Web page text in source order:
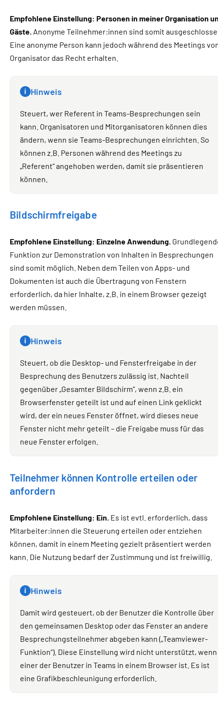
Empfohlene Einstellung: Personen in meiner Organisation
Gäste. Anonyme Teilnehmer:innen sind somit
Eine anonyme Person kann jedoch während des Meetings
Organisator das Recht erhalten.
i Hinweis
Steuert, wer Referent in Teams-Besprechungen sein
kann. Organisatoren und Mitorganisatoren können dies
ändern, wenn sie Teams-Besprechungen einrichten. So
können z.B. Personen während des Meetings zu
„Referent“ angehoben werden, damit sie präsentieren
können.
Bildschirmfreigabe
Empfohlene Einstellung: Einzelne Anwendung.
Funktion zur Demonstration von Inhalten in Besprechungen
sind somit möglich. Neben dem Teilen von Apps- und
Dokumenten ist auch die Übertragung von Fenstern
erforderlich, da hier Inhalte, z.B. in einem Browser gezeigt
werden müssen.
i Hinweis
Steuert, ob die Desktop- und Fensterfreigabe in der
Besprechung des Benutzers zulässig ist. Nachteil
gegenüber „Gesamter Bildschirm“, wenn z.B. ein
Browserfenster geteilt ist und auf einen Link geklickt
wird, der ein neues Fenster öffnet, wird dieses neue
Fenster nicht mehr geteilt – die Freigabe muss für das
neue Fenster erfolgen.
Teilnehmer können Kontrolle erteilen oder
anfordern
Empfohlene Einstellung: Ein. Es ist evtl. erforderlich, dass
Mitarbeiter:innen die Steuerung erteilen oder entziehen
können, damit in einem Meeting gezielt präsentiert werden
kann. Die Nutzung bedarf der Zustimmung und ist freiwillig.
i Hinweis
Damit wird gesteuert, ob der Benutzer die Kontrolle über
den gemeinsamen Desktop oder das Fenster an andere
Besprechungsteilnehmer abgeben kann („Teamviewer-
Funktion“). Diese Einstellung wird nicht unterstützt, wenn
einer der Benutzer in Teams in einem Browser ist. Es ist
eine Grafikbeschleunigung erforderlich.